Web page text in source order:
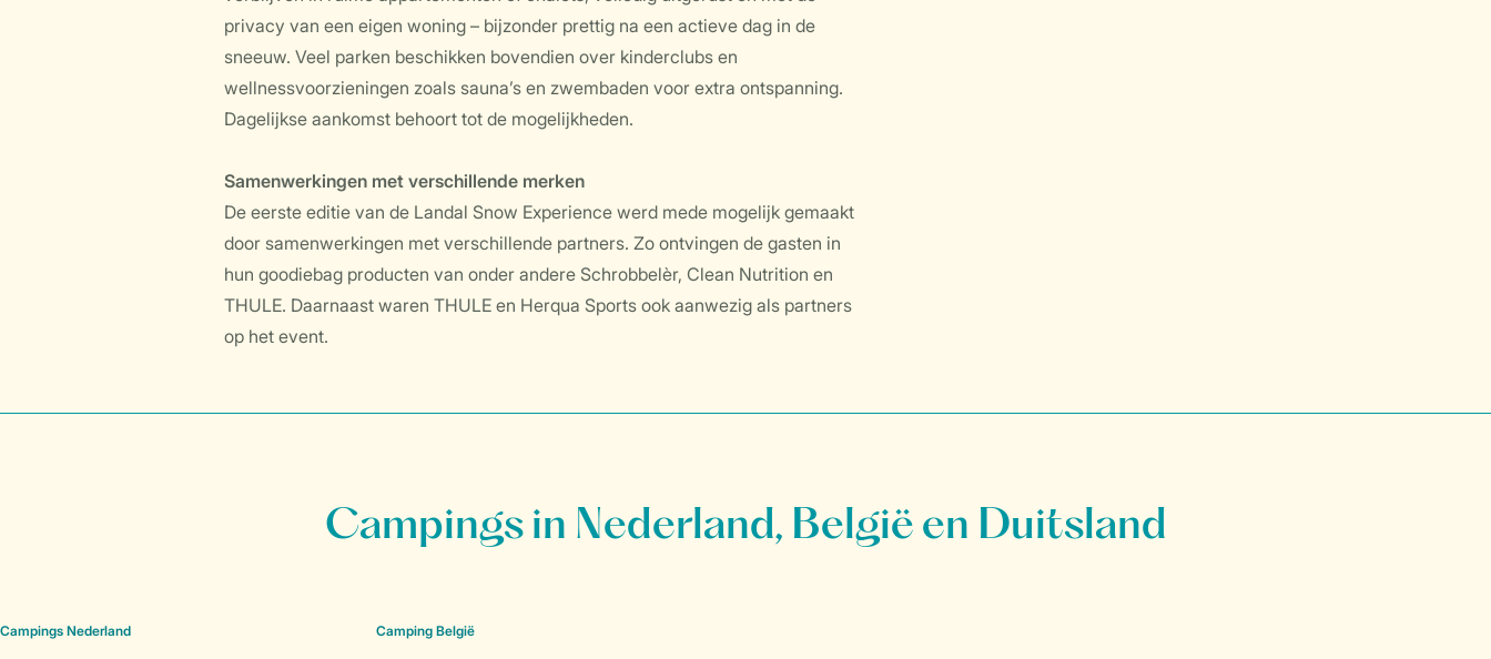
privacy van een eigen woning – bijzonder prettig na een actieve dag in de
sneeuw. Veel parken beschikken bovendien over kinderclubs en
wellnessvoorzieningen zoals sauna’s en zwembaden voor extra ontspanning.
Dagelijkse aankomst behoort tot de mogelijkheden.
Samenwerkingen met verschillende merken
De eerste editie van de Landal Snow Experience werd mede mogelijk gemaakt
door samenwerkingen met verschillende partners. Zo ontvingen de gasten in
hun goodiebag producten van onder andere Schrobbelèr, Clean Nutrition en
THULE. Daarnaast waren THULE en Herqua Sports ook aanwezig als partners
op het event.
Campings in Nederland, België en Duitsland
Campings Nederland Camping België